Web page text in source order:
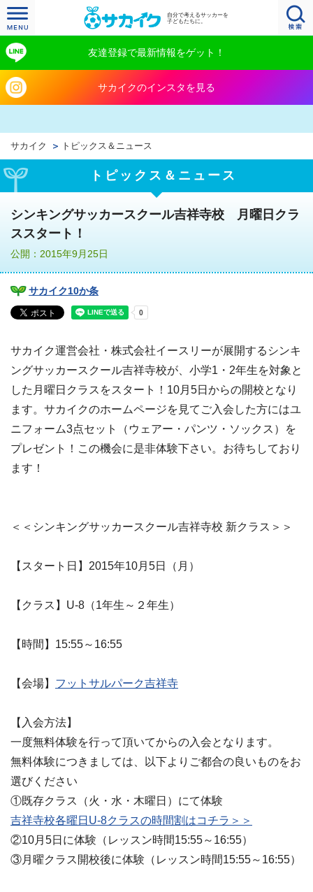
自分で考えるサッカーを
子どもたちに。
友達登録で最新情報をゲット！
サカイクのインスタを見る
サカイク トピックス＆ニュース
トピックス＆ニュース
シンキングサッカースクール吉祥寺校 月曜日クラ
ススタート！
公開：2015年9月25日
サカイク10か条
サカイク運営会社・株式会社イースリーが展開するシンキ
ングサッカースクール吉祥寺校が、小学1・2年生を対象と
した月曜日クラスをスタート！10月5日からの開校となり
ます。サカイクのホームページを見てご入会した方にはユ
ニフォーム3点セット（ウェアー・パンツ・ソックス）を
プレゼント！この機会に是非体験下さい。お待ちしており
ます！
＜＜シンキングサッカースクール吉祥寺校 新クラス＞＞
【スタート日】2015年10月5日（月）
【クラス】U-8（1年生～２年生）
【時間】15:55～16:55
【会場】 フットサルパーク吉祥寺
【入会方法】
一度無料体験を行って頂いてからの入会となります。
無料体験につきましては、以下よりご都合の良いものをお
選びください
①既存クラス（火・水・木曜日）にて体験
吉祥寺校各曜日U-8クラスの時間割はコチラ＞＞
②10月5日に体験（レッスン時間15:55～16:55）
③月曜クラス開校後に体験（レッスン時間15:55～16:55）